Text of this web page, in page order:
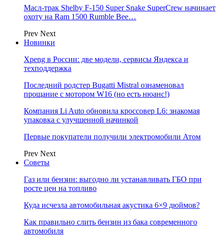
Масл-трак Shelby F-150 Super Snake SuperCrew начинает
охоту на Ram 1500 Rumble Bee…
Prev Next
Новинки
Xpeng в России: две модели, сервисы Яндекса и
техподдержка
Последний родстер Bugatti Mistral ознаменовал
прощание с мотором W16 (но есть нюанс!)
Компания Li Auto обновила кроссовер L6: знакомая
упаковка с улучшенной начинкой
Первые покупатели получили электромобили Атом
Prev Next
Советы
Газ или бензин: выгодно ли устанавливать ГБО при
росте цен на топливо
Куда исчезла автомобильная акустика 6×9 дюймов?
Как правильно слить бензин из бака современного
автомобиля